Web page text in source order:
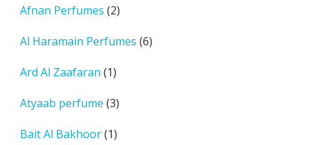
Afnan Perfumes 22
phẩm
Al Haramain Perfumes 66
Ard Al Zaafaran 11
phẩm
Atyaab perfume 33
phẩm
Bait Al Bakhoor 11